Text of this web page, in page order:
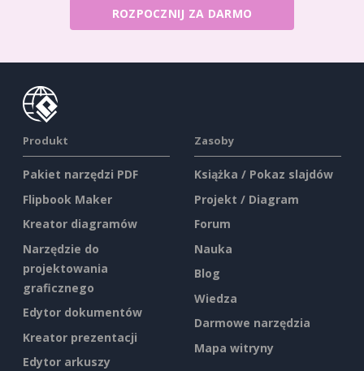
ROZPOCZNIJ ZA DARMO
Produkt
Pakiet narzędzi PDF
Flipbook Maker
Kreator diagramów
Narzędzie do
projektowania
graficznego
Edytor dokumentów
Kreator prezentacji
Edytor arkuszy
Zasoby
Książka / Pokaz slajdów
Projekt / Diagram
Forum
Nauka
Blog
Wiedza
Darmowe narzędzia
Mapa witryny